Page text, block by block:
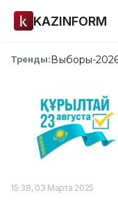
KAZINFORM
Тренды:Выборы-
15:38, 03 Марта 2025